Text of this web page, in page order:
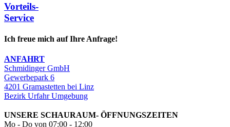
Vorteils-
Service
Ich freue mich auf Ihre Anfrage!
ANFAHRT
Schmidinger GmbH
Gewerbepark 6
4201 Gramastetten bei Linz
Bezirk Urfahr Umgebung
UNSERE SCHAURAUM- ÖFFNUNGSZEITEN
Mo - Do von 07:00 - 12:00